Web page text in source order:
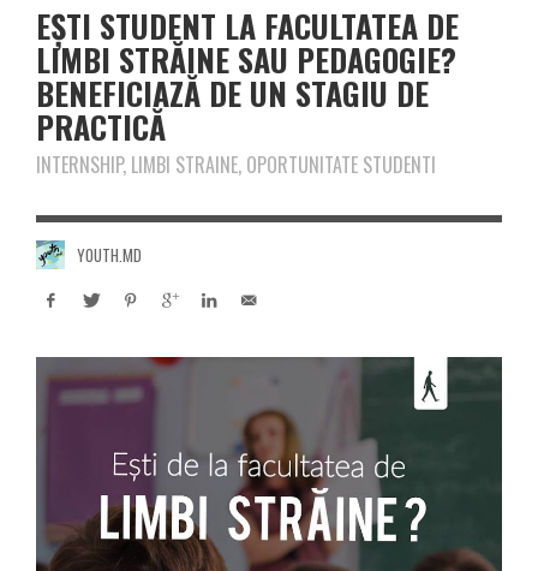
EȘTI STUDENT LA FACULTATEA DE
LIMBI STRĂINE SAU PEDAGOGIE?
BENEFICIAZĂ DE UN STAGIU DE
PRACTICĂ
INTERNSHIP, LIMBI STRAINE, OPORTUNITATE STUDENTI
YOUTH.MD